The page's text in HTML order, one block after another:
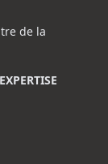
de la